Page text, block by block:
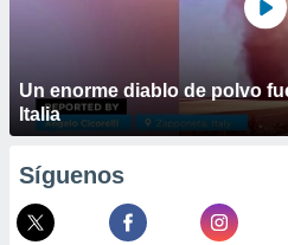
Un enorme diablo de polvo
Italia
Síguenos